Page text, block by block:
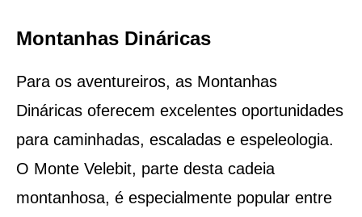
Montanhas Dináricas
Para os aventureiros, as Montanhas
Dináricas oferecem excelentes oportunidades
para caminhadas, escaladas e espeleologia.
O Monte Velebit, parte desta cadeia
montanhosa, é especialmente popular entre